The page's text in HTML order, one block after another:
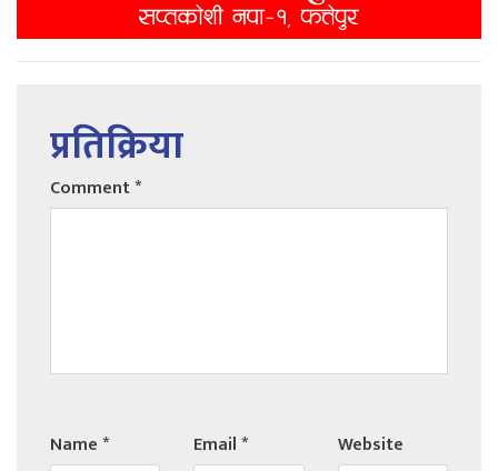
प्रतिक्रिया
Comment*
Name* Email* Website